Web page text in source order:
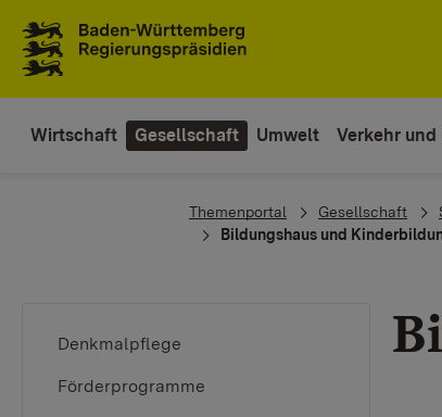
Wirtschaft Gesellschaft Umwelt Verkehr
You are here:
Themenportal Gesellschaft
Bildungshaus und
Denkmalpflege
Förderprogramme